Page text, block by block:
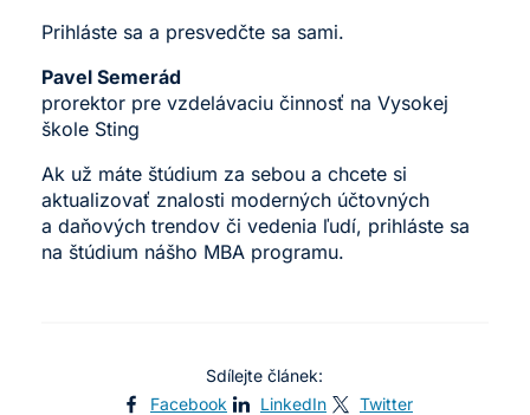
Prihláste sa a presvedčte sa sami.
Pavel Semerád
prorektor pre vzdelávaciu činnosť na Vysokej
škole Sting
Ak už máte štúdium za sebou a chcete si
aktualizovať znalosti moderných účtovných
a daňových trendov či vedenia ľudí, prihláste sa
na štúdium nášho MBA programu.
Sdílejte článek:
Facebook
LinkedIn Twitter